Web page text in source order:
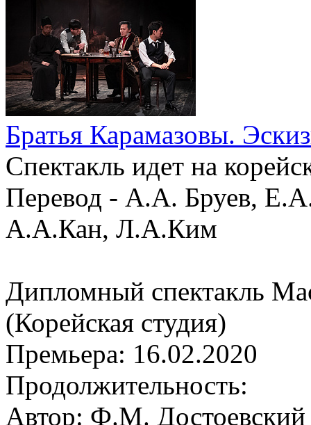
Братья Карамазовы.
Спектакль идет на
Перевод - А.А. Бруев,
А.А.Кан, Л.А.Ким
Дипломный спектакль
(Корейская студия)
Премьера: 16.02.2020
Продолжительность:
Автор: Ф.М. Достоевский